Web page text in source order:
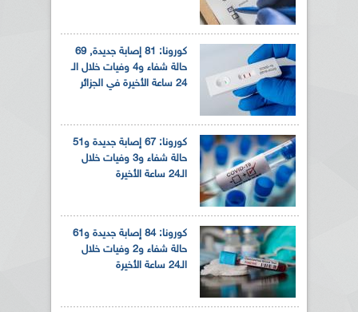
كورونا: 81 إصابة جديدة, 69
حالة شفاء و4 وفيات خلال الـ
24 ساعة الأخيرة في الجزائر
كورونا: 67 إصابة جديدة و51
حالة شفاء و3 وفيات خلال
الـ24 ساعة الأخيرة
كورونا: 84 إصابة جديدة و61
حالة شفاء و2 وفيات خلال
الـ24 ساعة الأخيرة